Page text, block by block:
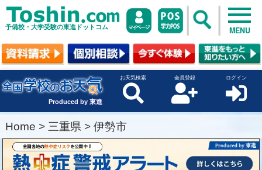
予備校・大学受験の東進ドットコム MENU
Produced by 東進
お天気検索 会員登録 ログイン
Home > 三重県 > 伊勢市